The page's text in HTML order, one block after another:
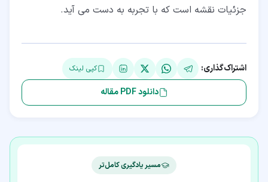
جزئیات نقشه است که با تجربه به دست می آید.
اشتراک‌گذاری: کپی لینک
دانلود PDF مقاله
مسیر یادگیری کامل‌تر